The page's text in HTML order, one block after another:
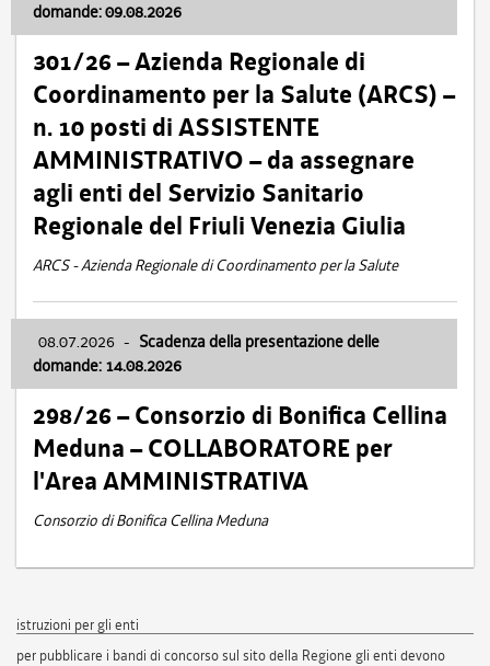
domande: 09.08.2026
301/26 – Azienda Regionale di
Coordinamento per la Salute (ARCS) –
n. 10 posti di ASSISTENTE
AMMINISTRATIVO – da assegnare
agli enti del Servizio Sanitario
Regionale del Friuli Venezia Giulia
ARCS - Azienda Regionale di Coordinamento per la Salute
08.07.2026 - Scadenza della presentazione delle
domande: 14.08.2026
298/26 – Consorzio di Bonifica Cellina
Meduna – COLLABORATORE per
l'Area AMMINISTRATIVA
Consorzio di Bonifica Cellina Meduna
istruzioni per gli enti
per pubblicare i bandi di concorso sul sito della Regione gli enti devono